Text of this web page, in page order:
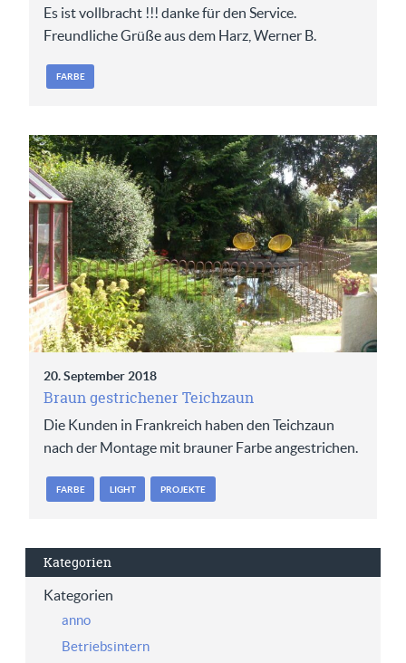
Es ist vollbracht !!! danke für den Service.
Freundliche Grüße aus dem Harz, Werner B.
FARBE
20. September 2018
Braun gestrichener Teichzaun
Die Kunden in Frankreich haben den Teichzaun
nach der Montage mit brauner Farbe angestrichen.
FARBE LIGHT PROJEKTE
Kategorien
Kategorien
anno
Betriebsintern